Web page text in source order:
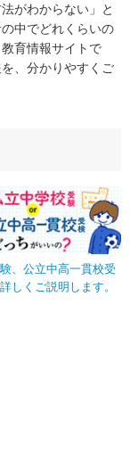
がわからない」と
中でどれくらいの
育情報サイトで
、分かりやすくご
、公立中高一貫校受
しくご説明します。